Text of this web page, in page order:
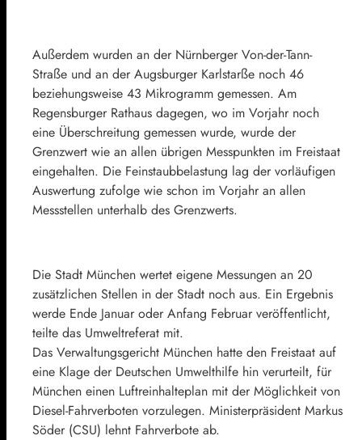
Außerdem wurden an der Nürnberger Von-der-Tann-
Straße und an der Augsburger Karlstarße noch 46
beziehungsweise 43 Mikrogramm gemessen. Am
Regensburger Rathaus dagegen, wo im Vorjahr noch
eine Überschreitung gemessen wurde, wurde der
Grenzwert wie an allen übrigen Messpunkten im Freistaat
eingehalten. Die Feinstaubbelastung lag der vorläufigen
Auswertung zufolge wie schon im Vorjahr an allen
Messstellen unterhalb des Grenzwerts.
Die Stadt München wertet eigene Messungen an 20
zusätzlichen Stellen in der Stadt noch aus. Ein Ergebnis
werde Ende Januar oder Anfang Februar veröffentlicht,
teilte das Umweltreferat mit.
Das Verwaltungsgericht München hatte den Freistaat auf
eine Klage der Deutschen Umwelthilfe hin verurteilt, für
München einen Luftreinhalteplan mit der Möglichkeit von
Diesel-Fahrverboten vorzulegen. Ministerpräsident Markus
Söder (CSU) lehnt Fahrverbote ab.